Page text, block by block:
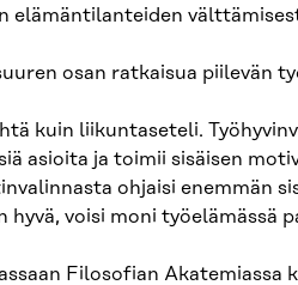
elämäntilanteiden
osan ratkaisua piilevän
kuin liikuntaseteli.
asioita ja toimii sisäisen
ohjaisi enemmän
hyvä, voisi moni työelämässä
Filosofian Akatemiassa